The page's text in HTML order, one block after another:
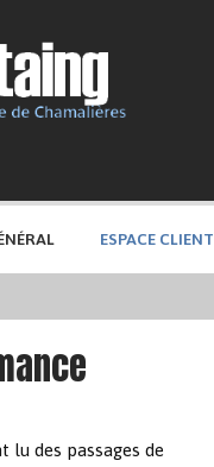
ESPACE CLIENT
lu des passages de